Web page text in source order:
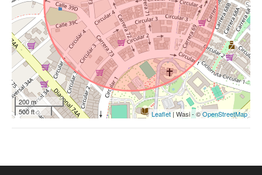
200 m
500 ft
Leaflet | Wasi - ©OpenStreetMap